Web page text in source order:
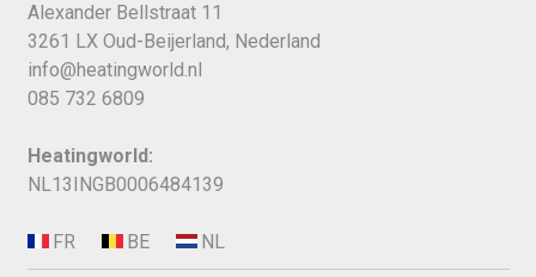
Alexander Bellstraat 11
3261 LX Oud-Beijerland, Nederland
info@heatingworld.nl
085 732 6809
Heatingworld:
NL13INGB0006484139